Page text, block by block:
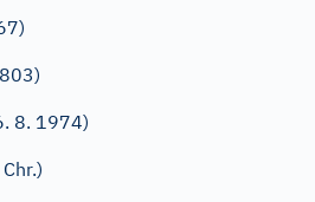
8. 1974)